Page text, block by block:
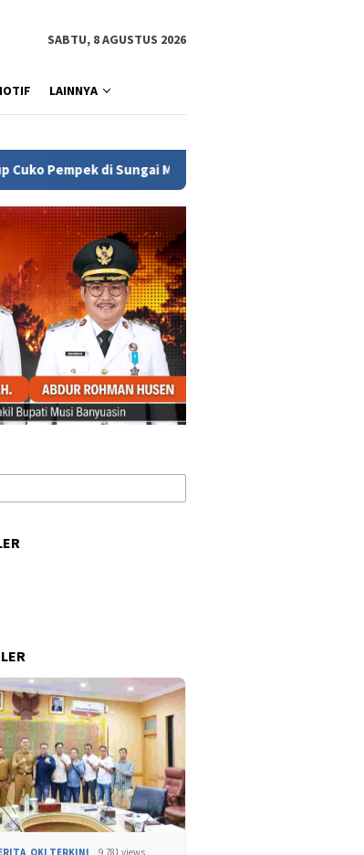
SABTU, 8 AGUSTUS 2026
LAINNYA
Musi BPJS Kesehatan Luncurkan Program